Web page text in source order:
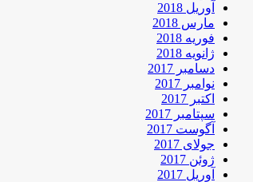
آوریل 2018
مارس 2018
فوریه 2018
ژانویه 2018
دسامبر 2017
نوامبر 2017
اکتبر 2017
سپتامبر 2017
آگوست 2017
جولای 2017
ژوئن 2017
آوریل 2017